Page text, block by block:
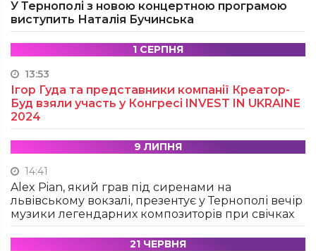
У Тернополі з новою концертною програмою
виступить Наталія Бучинська
1 СЕРПНЯ
13:53
Ігор Гуда та представники компанії Креатор-
Буд взяли участь у Конгресі INVEST IN UKRAINE
2024
9 ЛИПНЯ
14:41
Alex Pian, який грав під сиренами на
львівському вокзалі, презентує у Тернополі вечір
музики легендарних композиторів при свічках
21 ЧЕРВНЯ